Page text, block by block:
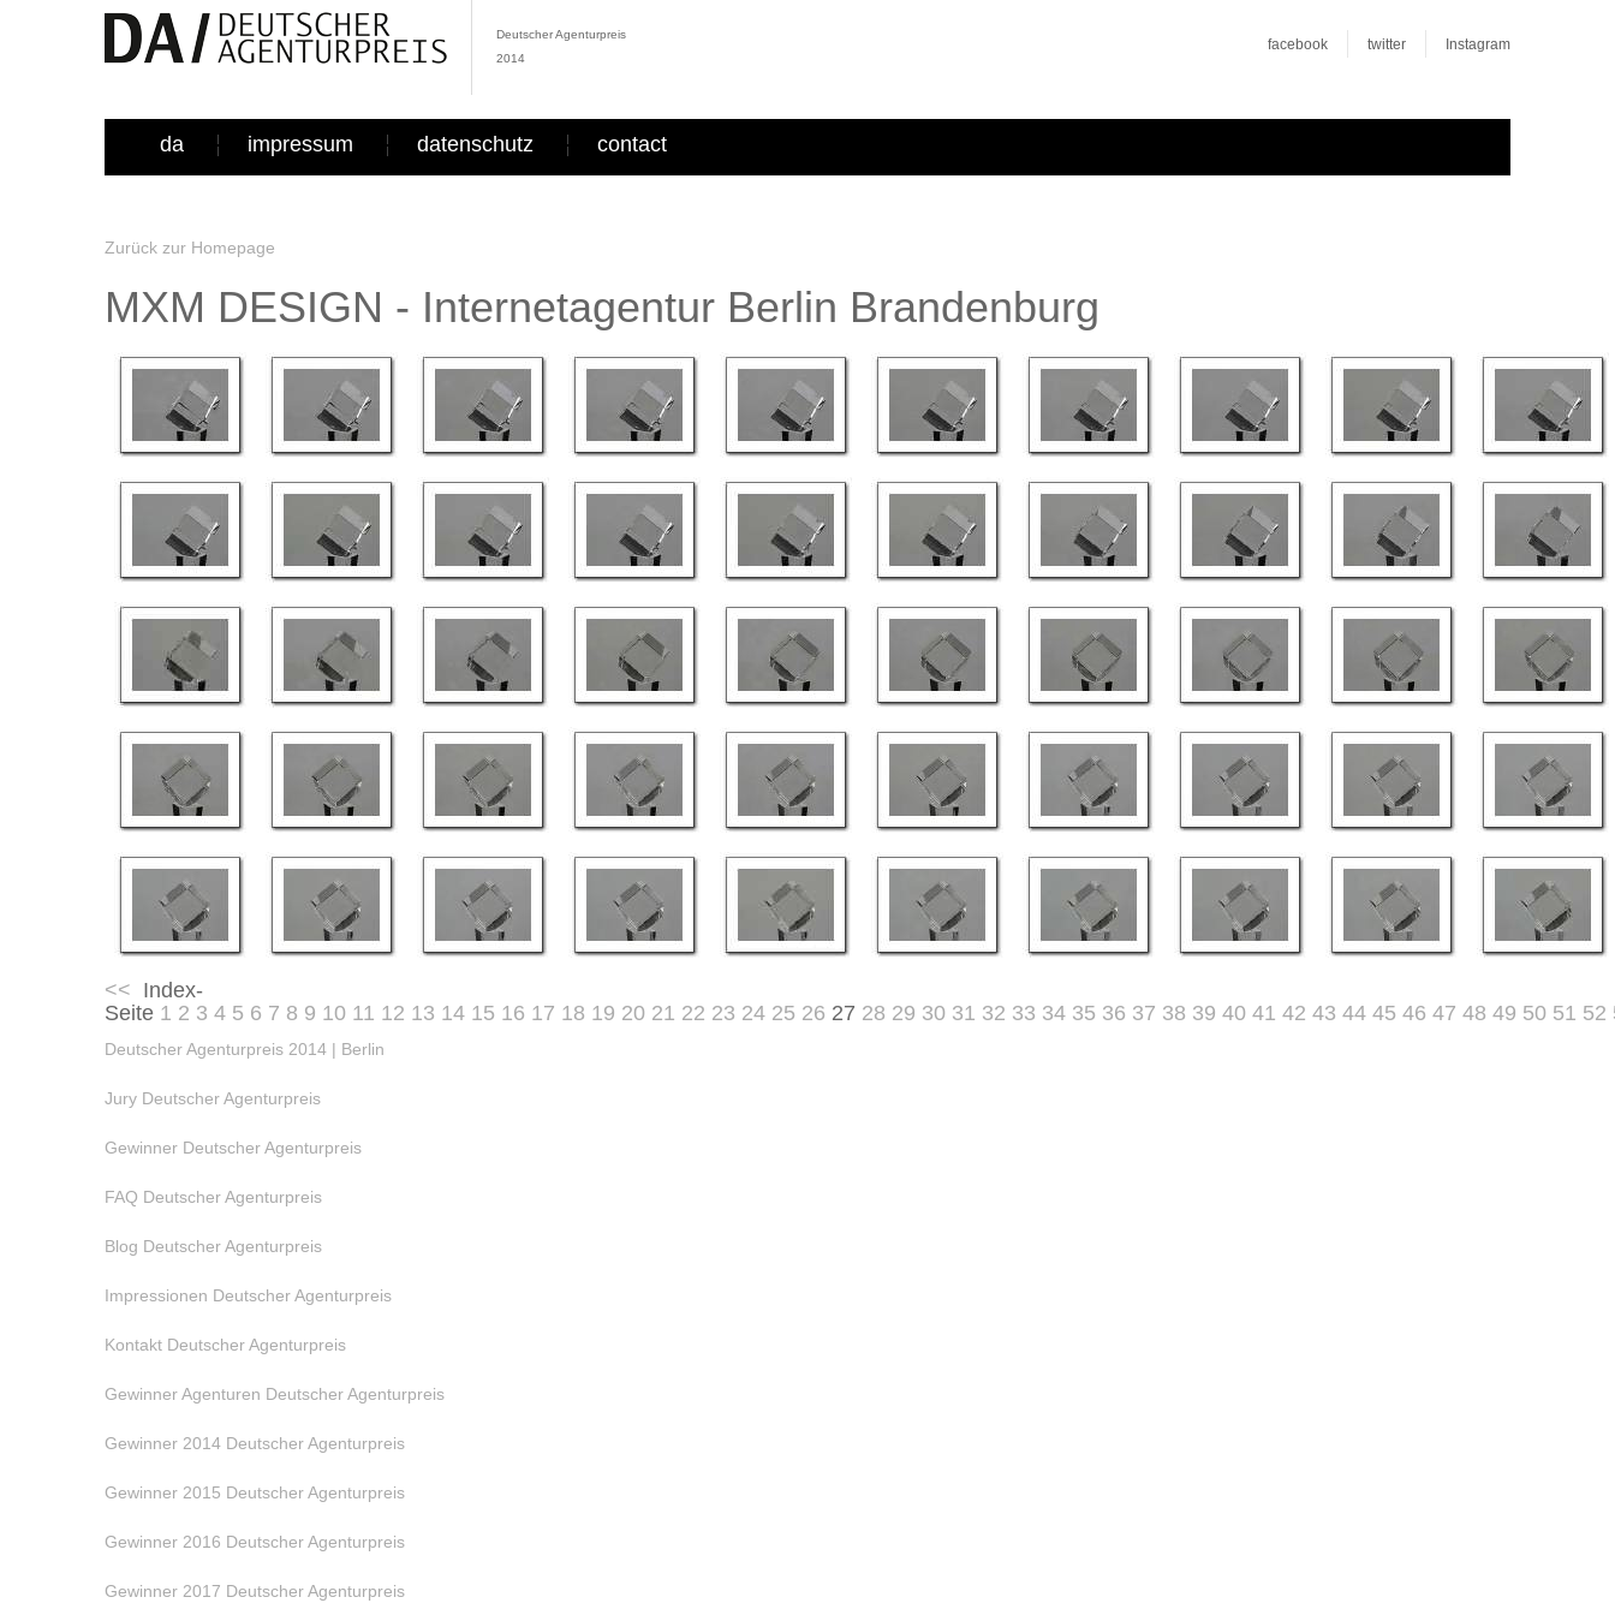
Deutscher Agenturpreis
2014
facebook twitter Instagram
da impressum datenschutz contact
Zurück zur Homepage
MXM DESIGN - Internetagentur Berlin Brandenburg
<< Index-
Seite 1 2 3 4 5 6 7 8 9 10 11 12 13 14 15 16 17 18 19 20 21 22 23 24 25 26 27 28 29 30 31 32 33 34 35 36 37 38 39 40 41 42 43 44 45 46 47 48 49 50 51 52
Deutscher Agenturpreis 2014 | Berlin
Jury Deutscher Agenturpreis
Gewinner Deutscher Agenturpreis
FAQ Deutscher Agenturpreis
Blog Deutscher Agenturpreis
Impressionen Deutscher Agenturpreis
Kontakt Deutscher Agenturpreis
Gewinner Agenturen Deutscher Agenturpreis
Gewinner 2014 Deutscher Agenturpreis
Gewinner 2015 Deutscher Agenturpreis
Gewinner 2016 Deutscher Agenturpreis
Gewinner 2017 Deutscher Agenturpreis